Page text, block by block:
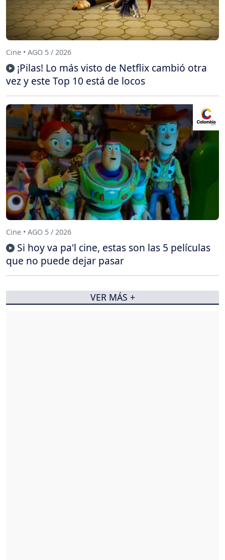
Cine • AGO 5 / 2026
¡Pilas! Lo más visto de Netflix cambió otra
vez y este Top 10 está de locos
Cine • AGO 5 / 2026
Si hoy va pa'l cine, estas son las 5 películas
que no puede dejar pasar
VER MÁS +